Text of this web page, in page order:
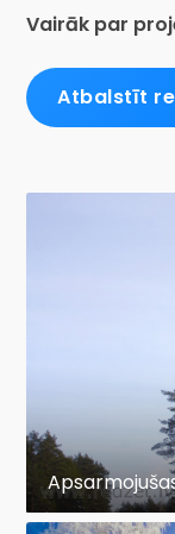
Vairāk par
Atbalstīt